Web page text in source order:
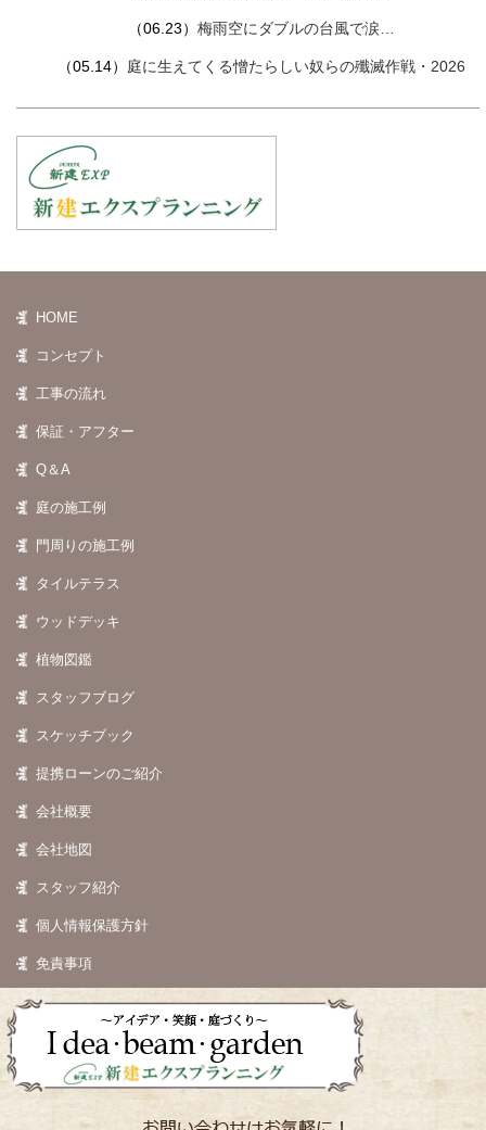
（06.23） 梅雨空にダブルの台風で涙…
（05.14） 庭に生えてくる憎たらしい奴らの殲滅作戦・2026
HOME
コンセプト
工事の流れ
保証・アフター
Q＆A
庭の施工例
門周りの施工例
タイルテラス
ウッドデッキ
植物図鑑
スタッフブログ
スケッチブック
提携ローンのご紹介
会社概要
会社地図
スタッフ紹介
個人情報保護方針
免責事項